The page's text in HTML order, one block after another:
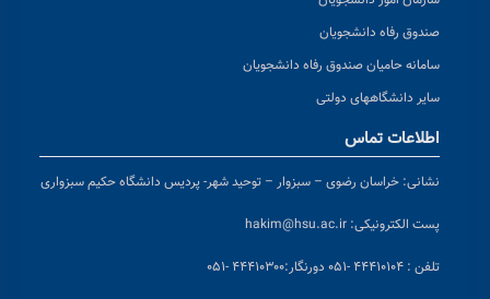
صندوق رفاه دانشجویان
سامانه حامیان صندوق رفاه دانشجویان
سایر دانشگاههای دولتی
اطلاعات تماس
نشانی: خراسان رضوی – سبزوار – توحید شهر- پردیس دانشگاه حکیم سبزواری
پست الکترونیکی: hakim@hsu.ac.ir
تلفن : ۴۴۴۱۰۱۰۴ -۰۵۱ دورنگار:۴۴۴۱۰۳۰۰ -۰۵۱